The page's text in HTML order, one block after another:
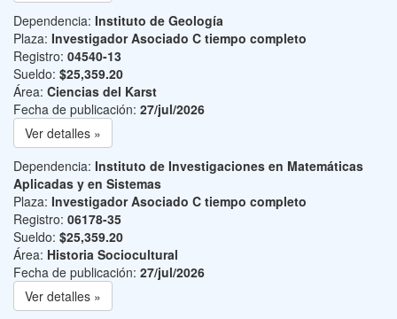
Dependencia: Instituto de Geología
Plaza: Investigador Asociado C tiempo completo
Registro: 04540-13
Sueldo: $25,359.20
Área: Ciencias del Karst
Fecha de publicación: 27/jul/2026
Ver detalles »
Dependencia: Instituto de Investigaciones en Matemáticas
Aplicadas y en Sistemas
Plaza: Investigador Asociado C tiempo completo
Registro: 06178-35
Sueldo: $25,359.20
Área: Historia Sociocultural
Fecha de publicación: 27/jul/2026
Ver detalles »